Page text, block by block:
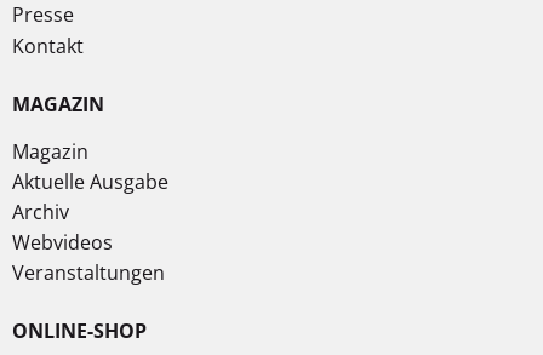
Presse
Kontakt
MAGAZIN
Magazin
Aktuelle Ausgabe
Archiv
Webvideos
Veranstaltungen
ONLINE-SHOP